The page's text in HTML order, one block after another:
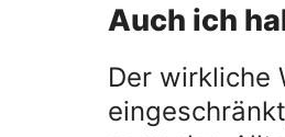
Auch ich
Der wirkliche